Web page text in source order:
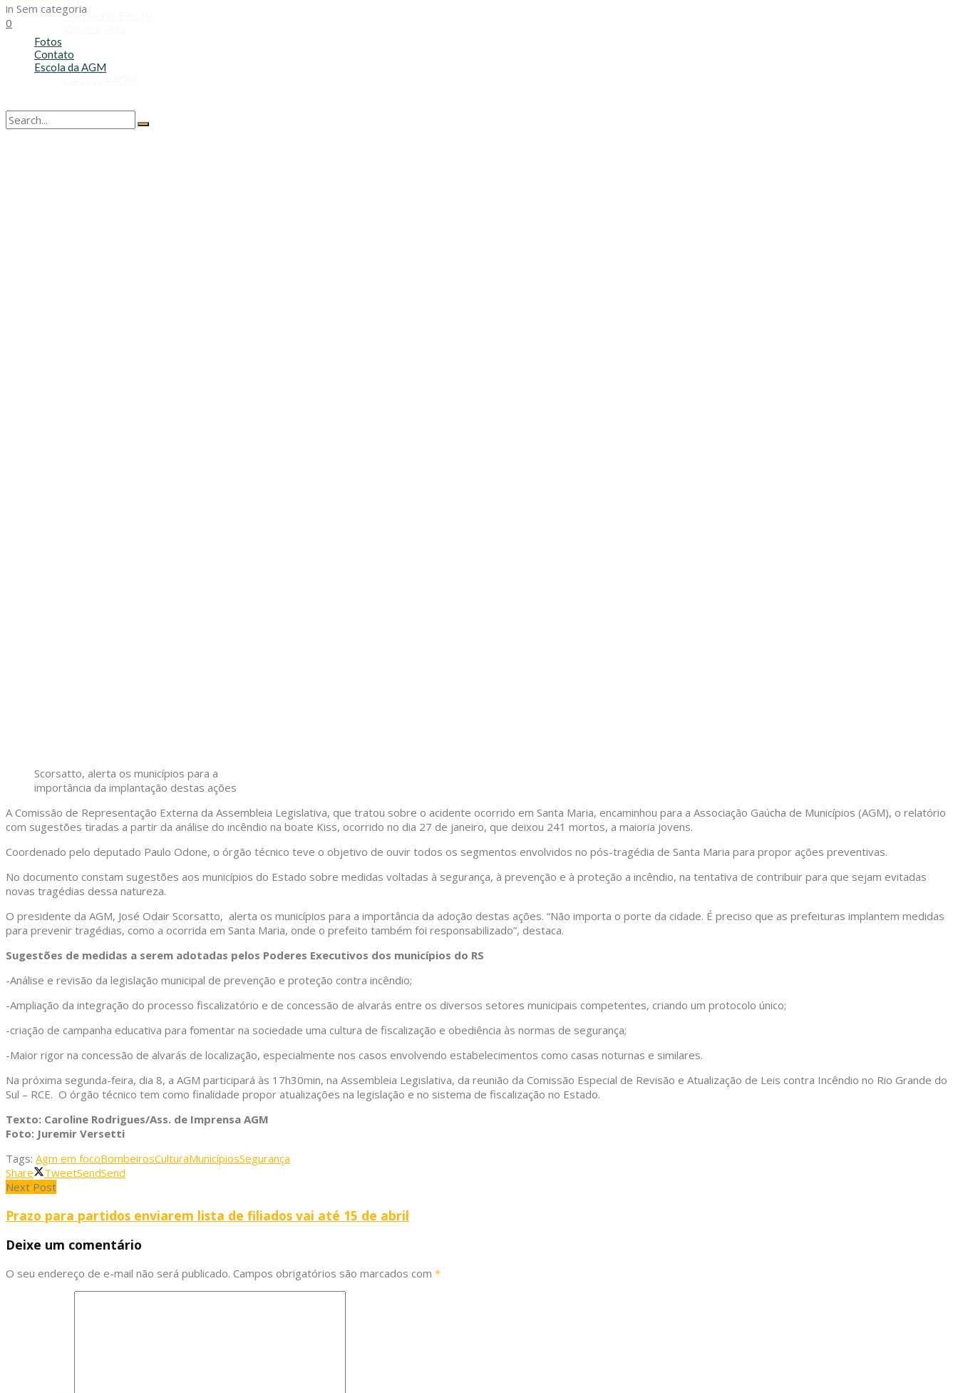
Refis
Transporte Escolar
Fotos
Contato
Escola da AGM
in Sem categoria
0
Scorsatto, alerta os municípios para a
importância da implantação destas ações
A Comissão de Representação Externa da Assembleia Legislativa, que tratou sobre o acidente ocorrido em Santa Maria, encaminhou para a Associação Gaúcha de Municípios (AGM), o relatório
com sugestões tiradas a partir da análise do incêndio na boate Kiss, ocorrido no dia 27 de janeiro, que deixou 241 mortos, a maioria jovens.
Coordenado pelo deputado Paulo Odone, o órgão técnico teve o objetivo de ouvir todos os segmentos envolvidos no pós-tragédia de Santa Maria para propor ações preventivas.
No documento constam sugestões aos municípios do Estado sobre medidas voltadas à segurança, à prevenção e à proteção a incêndio, na tentativa de contribuir para que sejam evitadas
novas tragédias dessa natureza.
O presidente da AGM, José Odair Scorsatto, alerta os municípios para a importância da adoção destas ações. “Não importa o porte da cidade. É preciso que as prefeituras implantem medidas
para prevenir tragédias, como a ocorrida em Santa Maria, onde o prefeito também foi responsabilizado”, destaca.
Sugestões de medidas a serem adotadas pelos Poderes Executivos dos municípios do RS
-Análise e revisão da legislação municipal de prevenção e proteção contra incêndio;
-Ampliação da integração do processo fiscalizatório e de concessão de alvarás entre os diversos setores municipais competentes, criando um protocolo único;
-criação de campanha educativa para fomentar na sociedade uma cultura de fiscalização e obediência às normas de segurança;
-Maior rigor na concessão de alvarás de localização, especialmente nos casos envolvendo estabelecimentos como casas noturnas e similares.
Na próxima segunda-feira, dia 8, a AGM participará às 17h30min, na Assembleia Legislativa, da reunião da Comissão Especial de Revisão e Atualização de Leis contra Incêndio no Rio Grande do
Sul – RCE. O órgão técnico tem como finalidade propor atualizações na legislação e no sistema de fiscalização no Estado.
Texto: Caroline Rodrigues/Ass. de Imprensa AGM
Foto: Juremir Versetti
Tags: Agm em focoBombeirosCulturaMunicípiosSegurança
Share
TweetSendSend
Next Post
Prazo para partidos enviarem lista de filiados vai até 15 de abril
Deixe um comentário
O seu endereço de e-mail não será publicado. Campos obrigatórios são marcados com *